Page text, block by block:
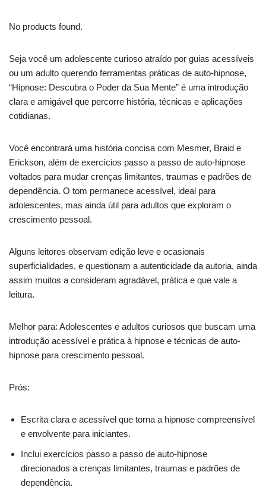
No products found.
Seja você um adolescente curioso atraído por guias acessíveis
ou um adulto querendo ferramentas práticas de auto-hipnose,
“Hipnose: Descubra o Poder da Sua Mente” é uma introdução
clara e amigável que percorre história, técnicas e aplicações
cotidianas.
Você encontrará uma história concisa com Mesmer, Braid e
Erickson, além de exercícios passo a passo de auto-hipnose
voltados para mudar crenças limitantes, traumas e padrões de
dependência. O tom permanece acessível, ideal para
adolescentes, mas ainda útil para adultos que exploram o
crescimento pessoal.
Alguns leitores observam edição leve e ocasionais
superficialidades, e questionam a autenticidade da autoria, ainda
assim muitos a consideram agradável, prática e que vale a
leitura.
Melhor para: Adolescentes e adultos curiosos que buscam uma
introdução acessível e prática à hipnose e técnicas de auto-
hipnose para crescimento pessoal.
Prós:
Escrita clara e acessível que torna a hipnose compreensível
e envolvente para iniciantes.
Inclui exercícios passo a passo de auto-hipnose
direcionados a crenças limitantes, traumas e padrões de
dependência.